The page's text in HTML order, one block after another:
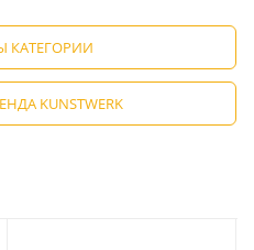
КАТЕГОРИИ
KUNSTWERK